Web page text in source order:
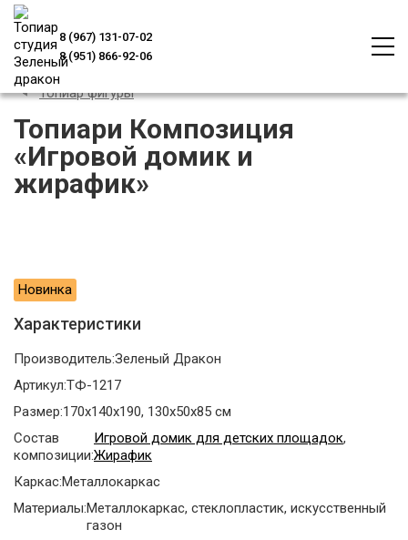
8 (967) 131-07-02
8 (951) 866-92-06
Топиар фигуры
Топиари Композиция
«Игровой домик и
жирафик»
Новинка
Характеристики
Производитель:Зеленый Дракон
Артикул:ТФ-1217
Размер:170x140x190, 130x50x85 см
Состав
композиции:
Игровой домик для детских площадок,
Жирафик
Каркас:Металлокаркас
Материалы:Металлокаркас, стеклопластик, искусственный
газон